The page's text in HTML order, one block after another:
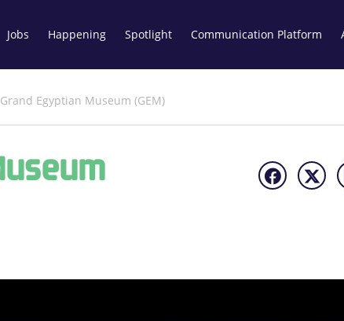
Jobs Happening Spotlight Communication Platform
Grand Egyptian Museum (GEM)